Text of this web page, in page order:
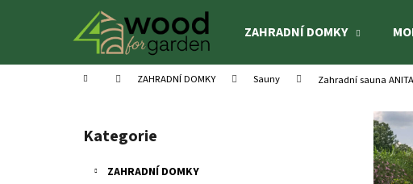
ZAHRADNÍ DOMKY
Domů ZAHRADNÍ DOMKY Sauny Zahradní sauna
Přeskočit
kategorie
Kategorie
ZAHRADNÍ DOMKY
í
Zpět
do
Zpět
do
Co